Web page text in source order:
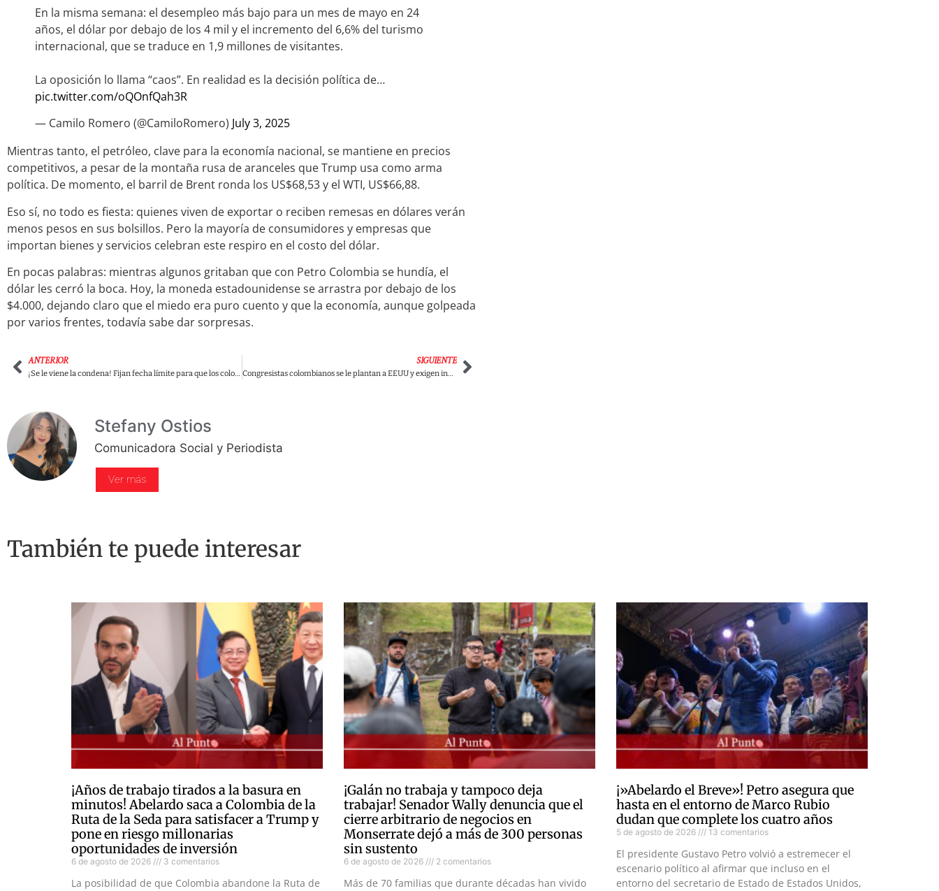
En la misma semana: el desempleo más bajo para un mes de mayo en 24
años, el dólar por debajo de los 4 mil y el incremento del 6,6% del turismo
internacional, que se traduce en 1,9 millones de visitantes.
La oposición lo llama “caos”. En realidad es la decisión política de…
pic.twitter.com/oQOnfQah3R
— Camilo Romero (@CamiloRomero) July 3, 2025
Mientras tanto, el petróleo, clave para la economía nacional, se mantiene en precios
competitivos, a pesar de la montaña rusa de aranceles que Trump usa como arma
política. De momento, el barril de Brent ronda los US$68,53 y el WTI, US$66,88.
Eso sí, no todo es fiesta: quienes viven de exportar o reciben remesas en dólares verán
menos pesos en sus bolsillos. Pero la mayoría de consumidores y empresas que
importan bienes y servicios celebran este respiro en el costo del dólar.
En pocas palabras: mientras algunos gritaban que con Petro Colombia se hundía, el
dólar les cerró la boca. Hoy, la moneda estadounidense se arrastra por debajo de los
$4.000, dejando claro que el miedo era puro cuento y que la economía, aunque golpeada
por varios frentes, todavía sabe dar sorpresas.
ANTERIOR SIGUIENTE
Stefany Ostios
Comunicadora Social y Periodista
Ver más
También te puede interesar
¡Años de trabajo tirados a la basura en
minutos! Abelardo saca a Colombia de la
Ruta de la Seda para satisfacer a Trump y
pone en riesgo millonarias
oportunidades de inversión
6 de agosto de 2026 3 comentarios
La posibilidad de que Colombia abandone la Ruta de
¡Galán no trabaja y tampoco deja
trabajar! Senador Wally denuncia que el
cierre arbitrario de negocios en
Monserrate dejó a más de 300 personas
sin sustento
6 de agosto de 2026 2 comentarios
Más de 70 familias que durante décadas han vivido
¡»Abelardo el Breve»! Petro asegura que
hasta en el entorno de Marco Rubio
dudan que complete los cuatro años
5 de agosto de 2026 13 comentarios
El presidente Gustavo Petro volvió a estremecer el
escenario político al afirmar que incluso en el
entorno del secretario de Estado de Estados Unidos,